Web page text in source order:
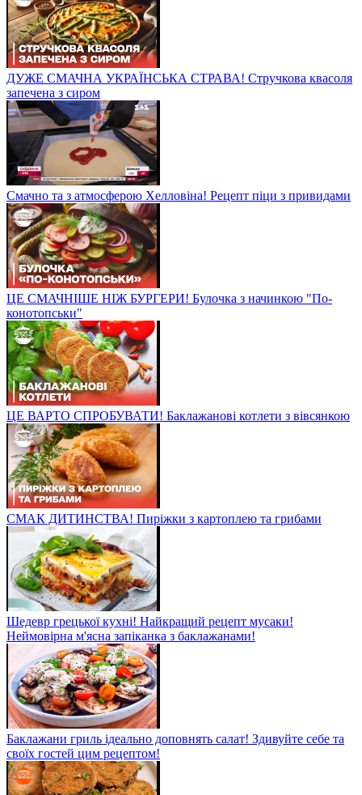
ДУЖЕ СМАЧНА УКРАЇНСЬКА СТРАВА! Стручкова квасоля
запечена з сиром
Смачно та з атмосферою Хелловіна! Рецепт піци з привидами
ЦЕ СМАЧНІШЕ НІЖ БУРГЕРИ! Булочка з начинкою "По-
конотопськи"
ЦЕ ВАРТО СПРОБУВАТИ! Баклажанові котлети з вівсянкою
СМАК ДИТИНСТВА! Пиріжки з картоплею та грибами
Шедевр грецької кухні! Найкращий рецепт мусаки!
Неймовірна м'ясна запіканка з баклажанами!
Баклажани гриль ідеально доповнять салат! Здивуйте себе та
своїх гостей цим рецептом!